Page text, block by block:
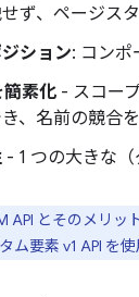
ず、ページス
ション: コンポ
簡素化 - スコー
、名前の競合
- 1 つの大きな
API とそのメリッ
ム要素 v1 API を使